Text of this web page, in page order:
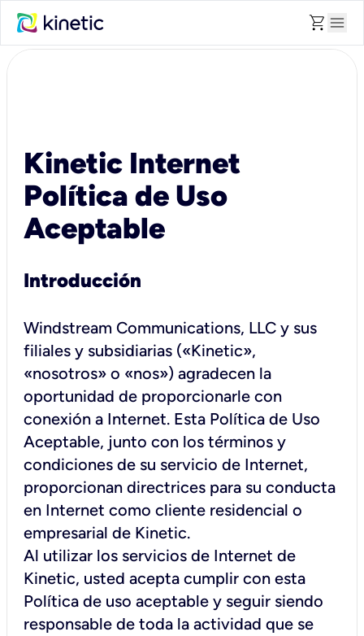
shopping_cart menu
Kinetic Internet
Política de Uso
Aceptable
Introducción
Windstream Communications, LLC y sus
filiales y subsidiarias («Kinetic»,
«nosotros» o «nos») agradecen la
oportunidad de proporcionarle con
conexión a Internet. Esta Política de Uso
Aceptable, junto con los términos y
condiciones de su servicio de Internet,
proporcionan directrices para su conducta
en Internet como cliente residencial o
empresarial de Kinetic.
Al utilizar los servicios de Internet de
Kinetic, usted acepta cumplir con esta
Política de uso aceptable y seguir siendo
responsable de toda la actividad que se